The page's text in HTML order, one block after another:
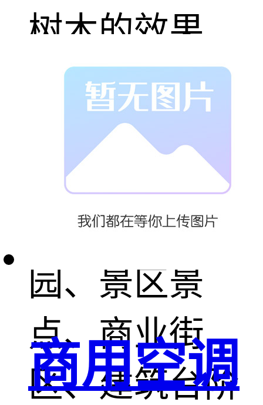
树木的效果，
常见的应用区
域还有商业办
公楼体、城市
绿化带、公
园、景区景
点、商业街
区、建筑台阶
商用空调